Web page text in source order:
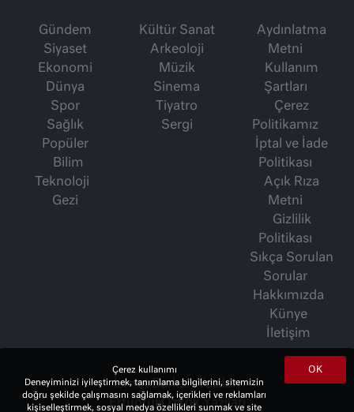
Gündem
Siyaset
Ekonomi
Dünya
Spor
Sağlık
Popüler
Bilim
Teknoloji
Gezi
Kültür Sanat
Arkeoloji
Müzik
Sinema
Tiyatro
Sergi
Aydınlatma
Metni
Kullanım
Şartları
Çerez
Politikamız
İptal ve İade
Politikası
Açık Rıza
Metni
Gizlilik
Politikası
Sıkça Sorulan
Sorular
Hakkımızda
Künye
İletişim
İsmet Berkan Yazıları
Ertuğrul Özkök Yazıları
OK
Çerez kullanımı
Deneyiminizi iyileştirmek, tanımlama bilgilerini, sitemizin
doğru şekilde çalışmasını sağlamak, içerikleri ve reklamları
kişiselleştirmek, sosyal medya özellikleri sunmak ve site